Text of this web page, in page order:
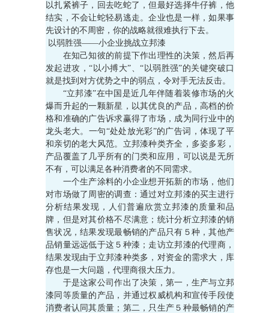
以扎紧裤子，回去吃蛇了，但最好选择牛仔裤，他
结实，不会让蛇轻易逃走。企业也是一样，如果事
先设计的不周密，你的战略就很难执行下去。
以弱胜强——小企业挑战立邦漆
在知己知彼的前提下作出理性的决策，然后再
发起进攻，“以小搏大”、“以弱胜强”的关键突破口
就是找到对方优势之中的弱点，令对手无法反击。
“立邦漆”在中国是近几年伴随着装修市场的火
爆而升起的一颗新星，以其优良的产品，高档的价
格和准确的广告诉求赢得了市场，成为同行业中的
龙头老大。一句“处处放光彩”的广告词，体现了平
和亲切的老大风范。立邦漆种类齐全，多姿多彩，
产品覆盖了几乎所有的门类和应用，可以说是无所
不有，可以满足各种消费者的不同需求。
一个生产涂料的小企业想开拓新的市场，他们
对市场做了周密的调查：通过对立邦漆的买主进行
分析结果发现，人们普遍欣赏立邦漆的质量和品
牌，但是对其价格不尽满意；统计分析立邦漆的销
售状况，结果发现最畅销的产品只有５种，其他产
品销量远远低于这５种漆；走访立邦漆的代理商，
结果发现由于立邦漆种类多，对资金的需求大，库
存也是一大问题，代理商很大压力。
于是这家公司作出了决策，第一，生产与立邦
漆同等质量的产品，并通过权威机构和宣传手段使
消费者认同其质量；第二，只生产５种最畅销的产